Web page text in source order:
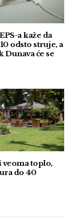
a kaže da
odsto struje, a
Dunava će se
veoma toplo,
do 40